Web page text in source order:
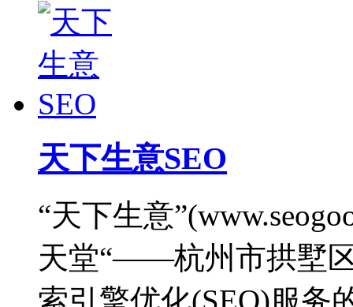
天下生意SEO
“天下生意
天堂“——杭州市拱墅